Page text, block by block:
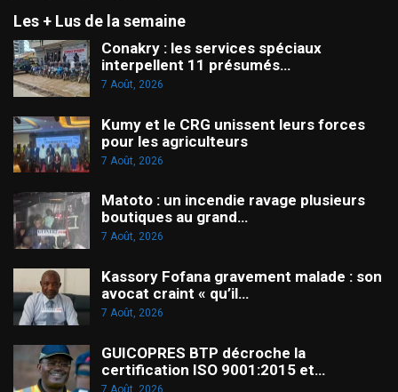
Les + Lus de la semaine
Conakry : les services spéciaux
interpellent 11 présumés…
7 Août, 2026
Kumy et le CRG unissent leurs forces
pour les agriculteurs
7 Août, 2026
Matoto : un incendie ravage plusieurs
boutiques au grand…
7 Août, 2026
Kassory Fofana gravement malade : son
avocat craint « qu’il…
7 Août, 2026
GUICOPRES BTP décroche la
certification ISO 9001:2015 et…
7 Août, 2026